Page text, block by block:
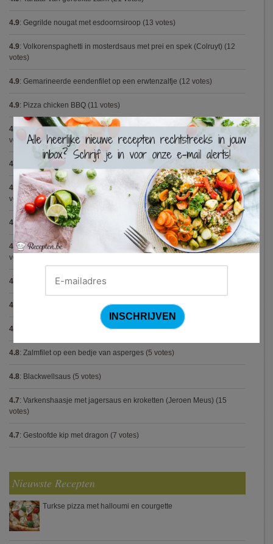
4.9: Gegrilde nougat met esdoornsiroop (13 votes)
4.9: Volkorenspaghetti in mosterdsaus met prei en spek (Colruyt) (12
votes)
4.9: Gemarineerde eendenfilet op een erwtenzalfje (12 votes)
4.9: Pizza chicken BBQ (11 votes)
4.9:Vegetarische spaghetti bolognese met linzen (Jamie Oliver)
(9
votes)
4.9 (8 votes)
4.9:Aspergepuree met garnalen en zure room (Piet Huysentruyt)(7
votes)
4.8:Spaghetti all'Amatriciana (Antonio Carluccio)(12 votes)
4.8:Aperitiefglaasje met gegrilde groentjes en gedroogde ham(11
votes)
4.8 Met spinazie en mozzarella gevulde varkenshaas
4.8 (8 votes)
4.8 (6 votes)
4.8: Zalmfilet op een bedje van asperges (5 votes)
4.8: Blackwellsaus (5 votes)
4.7: Varkenshaasje met jagersaus en kroketten (Jeroen Meus) (15
votes)
4.7: Gestoofde kip met dragon (7 votes)
Nieuwste Recepten
Turkse pizza met halloumi en courgette
×